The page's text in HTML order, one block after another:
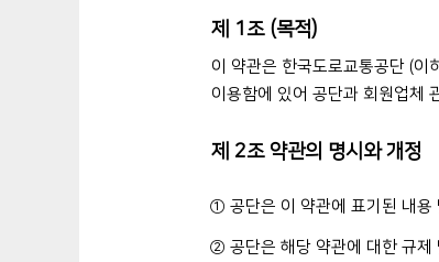
제 1조 (목적)
이 약관은 한국도로교통공단 (이
이용함에 있어 공단과 회원업체
제 2조 약관의 명시와 개정
① 공단은 이 약관에 표기된 내용
② 공단은 해당 약관에 대한 규제